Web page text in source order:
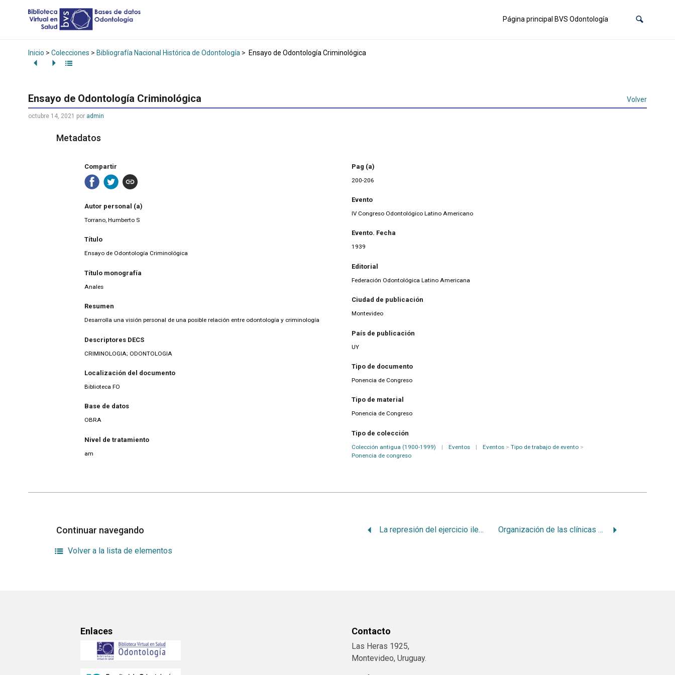
Página principal BVS Odontología
Inicio > Colecciones > Bibliografía Nacional Histórica de Odontología > Ensayo de Odontología Criminológica
Ensayo de Odontología Criminológica Volver
octubre 14, 2021 por admin
Metadatos
Compartir
Autor personal (a)
Torrano, Humberto S
Título
Ensayo de Odontología Criminológica
Título monografía
Anales
Resumen
Desarrolla una visión personal de una posible relación entre odontología y criminología
Descriptores DECS
CRIMINOLOGIA; ODONTOLOGIA
Localización del documento
Biblioteca FO
Base de datos
OBRA
Nivel de tratamiento
am
Pag (a)
200-206
Evento
IV Congreso Odontológico Latino Americano
Evento. Fecha
1939
Editorial
Federación Odontológica Latino Americana
Ciudad de publicación
Montevideo
País de publicación
UY
Tipo de documento
Ponencia de Congreso
Tipo de material
Ponencia de Congreso
Tipo de colección
Colección antigua (1900-1999) | Eventos | Eventos > Tipo de trabajo de evento >
Ponencia de congreso
Continuar navegando La represión del ejercicio ilegal de la Odontología en el Uruguay Organización de las clínicas odontológicas en los servicios de asistencia y prevención antituberculosa del Uruguay
Volver a la lista de elementos
Enlaces Contacto
Las Heras 1925,
Montevideo, Uruguay.